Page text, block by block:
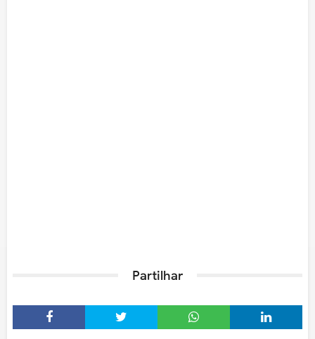
Partilhar